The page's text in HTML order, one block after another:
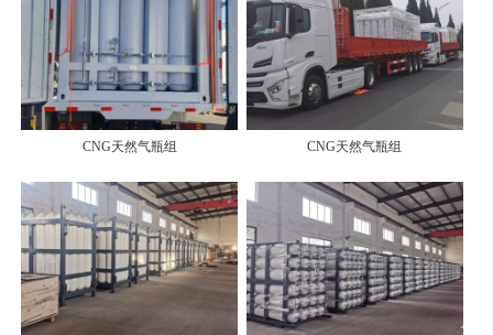
CNG天然气瓶组 CNG天然气瓶组